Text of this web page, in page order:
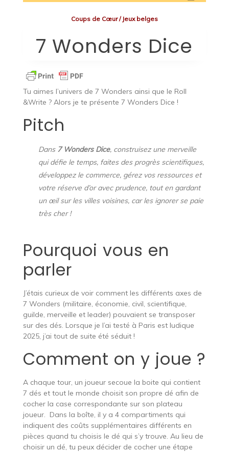
Coups de Cœur/ Jeux belges
7 Wonders Dice
Tu aimes l’univers de 7 Wonders ainsi que le Roll
&Write ? Alors je te présente 7 Wonders Dice !
Pitch
Dans 7 Wonders Dice, construisez une merveille
qui défie le temps, faites des progrès scientifiques,
développez le commerce, gérez vos ressources et
votre réserve d’or avec prudence, tout en gardant
un œil sur les villes voisines, car les ignorer se paie
très cher !
Pourquoi vous en
parler
J’étais curieux de voir comment les différents axes de
7 Wonders (militaire, économie, civil, scientifique,
guilde, merveille et leader) pouvaient se transposer
sur des dés. Lorsque je l’ai testé à Paris est ludique
2025, j’ai tout de suite été séduit !
Comment on y joue ?
A chaque tour, un joueur secoue la boite qui contient
7 dés et tout le monde choisit son propre dé afin de
cocher la case correspondante sur son plateau
joueur. Dans la boîte, il y a 4 compartiments qui
indiquent des coûts supplémentaires différents en
pièces quand tu choisis le dé qui s’y trouve. Au lieu de
choisir un dé, tu peux décider de cocher une étape